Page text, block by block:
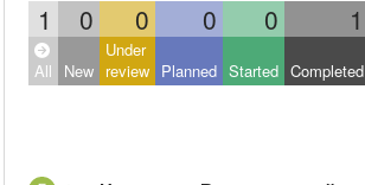
1 0 0 0 0 1
All New
Under
review Planned Started Completed